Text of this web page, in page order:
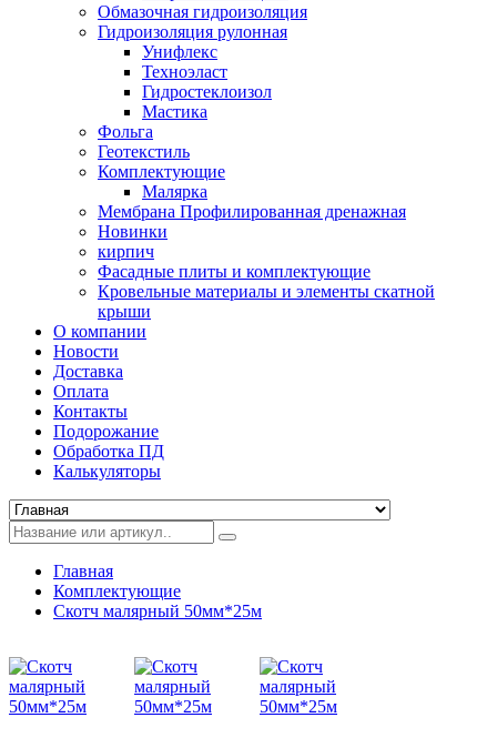
Обмазочная гидроизоляция
Гидроизоляция рулонная
Унифлекс
Техноэласт
Гидростеклоизол
Мастика
Фольга
Геотекстиль
Комплектующие
Малярка
Мембрана Профилированная дренажная
Новинки
кирпич
Фасадные плиты и комплектующие
Кровельные материалы и элементы скатной
крыши
О компании
Новости
Доставка
Оплата
Контакты
Подорожание
Обработка ПД
Калькуляторы
Главная
Комплектующие
Скотч малярный 50мм*25м